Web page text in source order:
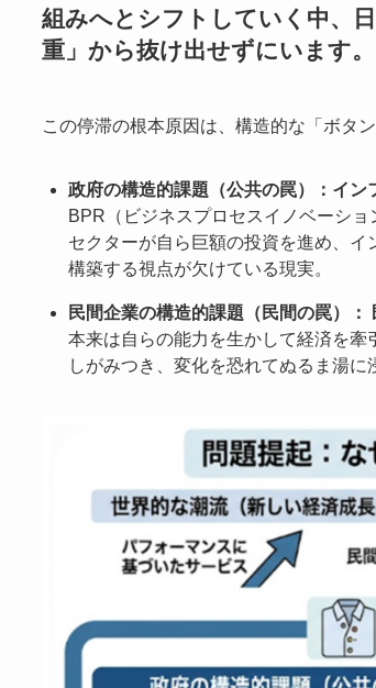
組みへとシフトしていく中、
重」から抜け出せずにいます。
この停滞の根本原因は、構造的な「ボタ
政府の構造的課題（公共の罠）：イ
BPR（ビジネスプロセスイノベーシ
セクターが自ら巨額の投資を進め、
構築する視点が欠けている現実。
民間企業の構造的課題（民間の罠）：
本来は自らの能力を生かして経済を
しがみつき、変化を恐れてぬるま湯に